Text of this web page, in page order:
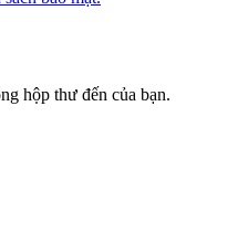
hộp thư đến của bạn.